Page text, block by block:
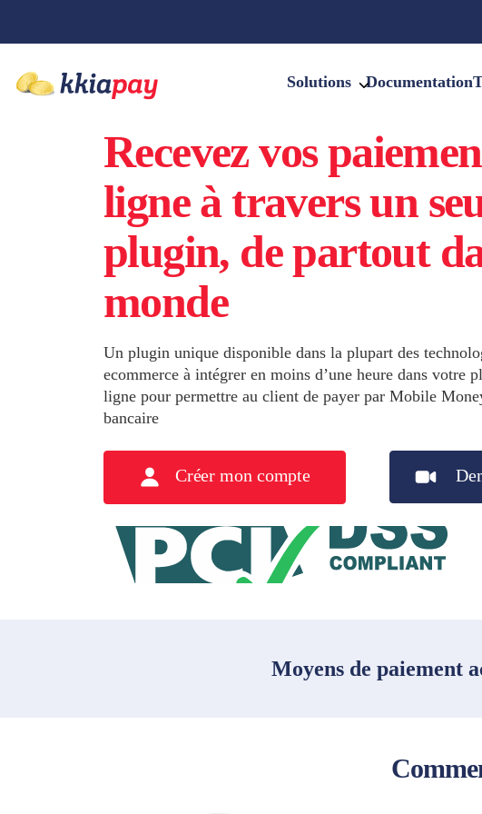
Solutions Documentation
Recevez vos
ligne à travers un
plugin, de partout
monde
Un plugin unique disponible dans la plupart des
ecommerce à intégrer en moins d’une heure dans votre
ligne pour permettre au client de payer par Mobile
bancaire
Créer mon compte
Moyens de paiement